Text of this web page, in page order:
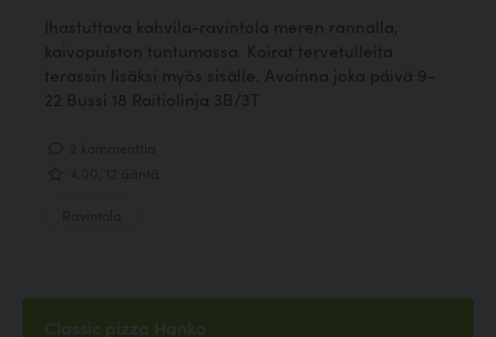
Ihastuttava kahvila-ravintola meren rannalla,
kaivopuiston tuntumassa. Koirat tervetulleita
terassin lisäksi myös sisälle. Avoinna joka päivä 9-
22 Bussi 18 Raitiolinja 3B/3T
Classic pizza Hanko